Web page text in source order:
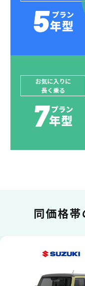
POINT
4
セブ
クレ
ジョイカルジャパ
他にはないサービ
イント運用も！
ポ
お気に入りに
長く乗る
同価格帯